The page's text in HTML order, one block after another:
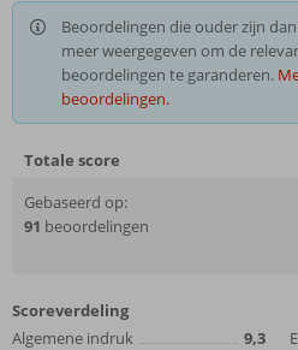
Beoordelingen die ouder zijn
meer weergegeven om de
beoordelingen te garanderen.
beoordelingen.
Totale score
Gebaseerd op:
91 beoordelingen
Scoreverdeling
Algemene indruk
9,3